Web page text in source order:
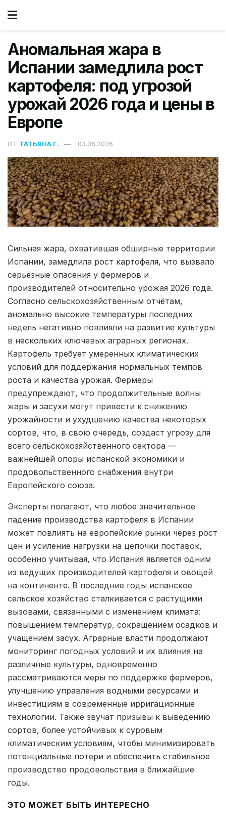
Аномальная жара в
Испании замедлила рост
картофеля: под угрозой
урожай 2026 года и цены в
Европе
ОТ ТАТЬЯНА Г. 03.06.2026
Сильная жара, охватившая обширные территории
Испании, замедлила рост картофеля, что вызвало
серьёзные опасения у фермеров и
производителей относительно урожая 2026 года.
Согласно сельскохозяйственным отчётам,
аномально высокие температуры последних
недель негативно повлияли на развитие культуры
в нескольких ключевых аграрных регионах.
Картофель требует умеренных климатических
условий для поддержания нормальных темпов
роста и качества урожая. Фермеры
предупреждают, что продолжительные волны
жары и засухи могут привести к снижению
урожайности и ухудшению качества некоторых
сортов, что, в свою очередь, создаст угрозу для
всего сельскохозяйственного сектора —
важнейшей опоры испанской экономики и
продовольственного снабжения внутри
Европейского союза.
Эксперты полагают, что любое значительное
падение производства картофеля в Испании
может повлиять на европейские рынки через рост
цен и усиление нагрузки на цепочки поставок,
особенно учитывая, что Испания является одним
из ведущих производителей картофеля и овощей
на континенте. В последние годы испанское
сельское хозяйство сталкивается с растущими
вызовами, связанными с изменением климата:
повышением температур, сокращением осадков и
учащением засух. Аграрные власти продолжают
мониторинг погодных условий и их влияния на
различные культуры, одновременно
рассматриваются меры по поддержке фермеров,
улучшению управления водными ресурсами и
инвестициям в современные ирригационные
технологии. Также звучат призывы к выведению
сортов, более устойчивых к суровым
климатическим условиям, чтобы минимизировать
потенциальные потери и обеспечить стабильное
производство продовольствия в ближайшие
годы.
ЭТО МОЖЕТ БЫТЬ ИНТЕРЕСНО